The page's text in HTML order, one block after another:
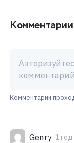
Комментарии
комментарий
Комментарии
Genry 1